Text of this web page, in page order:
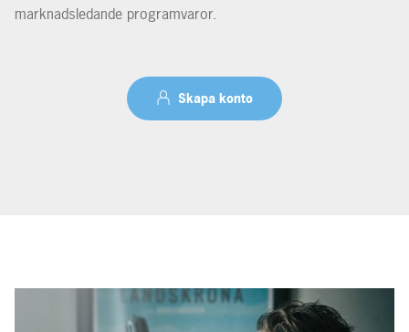
marknadsledande programvaror.
Skapa konto